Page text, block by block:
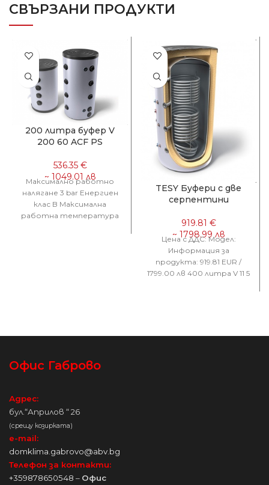
СВЪРЗАНИ ПРОДУКТИ
200 литра буфер V
200 60 ACF PS
Максимално работно
налягане 3 bar Енергиен
клас B Максимална
работна температура
TESY Буфери с две
серпентини
Цена с ДДС: Модел:
Информация за
продукта: 919.81 EUR /
1799.00 лв 400 литра V 11 5
Офис Габрово
Адрес:
бул.“Априлов “ 26
(срещу козирката)
e-mail:
domklima.gabrovo@abv.bg
Телефон за контакти:
+359878650548 – Офис